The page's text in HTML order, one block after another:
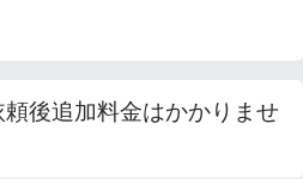
後追加料金はかかりませ